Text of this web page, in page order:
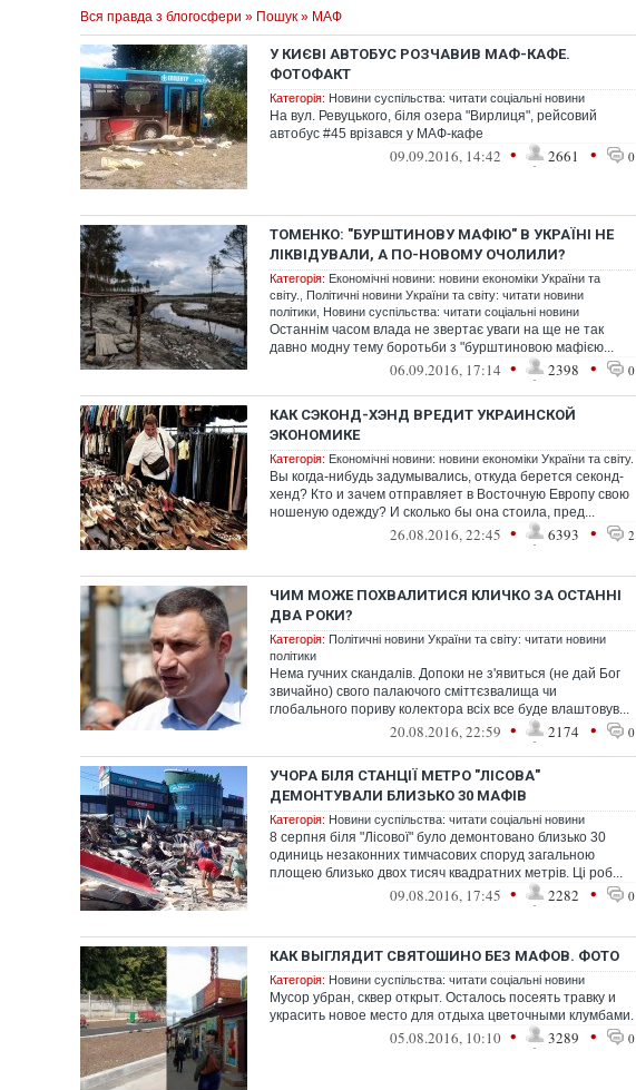
Вся правда з блогосфери » Пошук » МАФ
У КИЄВІ АВТОБУС РОЗЧАВИВ МАФ-КАФЕ.
ФОТОФАКТ
Категорія: Новини суспільства: читати соціальні новини
На вул. Ревуцького, біля озера "Вирлиця", рейсовий
автобус #45 врізався у МАФ-кафе
09.09.2016, 14:42 • 2661 • 0
ТОМЕНКО: "БУРШТИНОВУ МАФІЮ" В УКРАЇНІ НЕ
ЛІКВІДУВАЛИ, А ПО-НОВОМУ ОЧОЛИЛИ?
Категорія: Економічні новини: новини економіки України та
світу.
Політичні новини України та світу: читати новини
політики Новини суспільства: читати соціальні новини
Останнім часом влада не звертає уваги на ще не так
давно модну тему боротьби з "бурштиновою мафією...
06.09.2016, 17:14 • 2398 • 0
КАК СЭКОНД-ХЭНД ВРЕДИТ УКРАИНСКОЙ
ЭКОНОМИКЕ
Категорія: Економічні новини: новини економіки України та світу.
Вы когда-нибудь задумывались, откуда берется секонд-
хенд? Кто и зачем отправляет в Восточную Европу свою
ношеную одежду? И сколько бы она стоила, пред...
26.08.2016, 22:45 • 6393 • 2
ЧИМ МОЖЕ ПОХВАЛИТИСЯ КЛИЧКО ЗА ОСТАННІ
ДВА РОКИ?
Категорія: Політичні новини України та світу: читати новини
політики
Нема гучних скандалів. Допоки не з'явиться (не дай Бог
звичайно) свого палаючого сміттєзвалища чи
глобального пориву колектора всіх все буде влаштовув...
20.08.2016, 22:59 • 2174 • 0
УЧОРА БІЛЯ СТАНЦІЇ МЕТРО "ЛІСОВА"
ДЕМОНТУВАЛИ БЛИЗЬКО 30 МАФІВ
Категорія: Новини суспільства: читати соціальні новини
8 серпня біля "Лісової" було демонтовано близько 30
одиниць незаконних тимчасових споруд загальною
площею близько двох тисяч квадратних метрів. Ці роб...
09.08.2016, 17:45 • 2282 • 0
КАК ВЫГЛЯДИТ СВЯТОШИНО БЕЗ МАФОВ. ФОТО
Категорія: Новини суспільства: читати соціальні новини
Мусор убран, сквер открыт. Осталось посеять травку и
украсить новое место для отдыха цветочными клумбами.
05.08.2016, 10:10 • 3289 • 0